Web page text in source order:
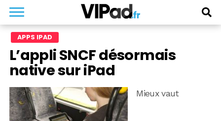
APPS IPAD
L’appli SNCF désormais
native sur iPad
Mieux vaut